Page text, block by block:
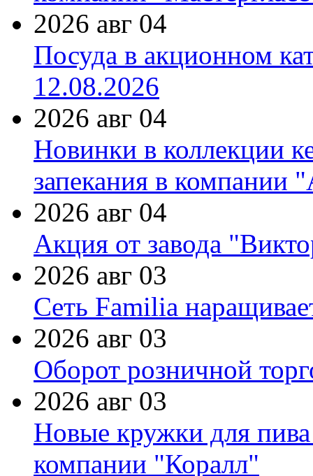
2026 авг 04
Посуда в акционном
12.08.2026
2026 авг 04
Новинки в коллекции
запекания в компании
2026 авг 04
Акция от завода
2026 авг 03
Сеть Familia
2026 авг 03
Оборот розничной
2026 авг 03
Новые кружки для
компании "Коралл"